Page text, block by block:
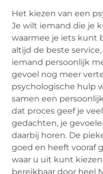
Het kiezen van een
Je wilt iemand die je
waarmee je iets kunt
altijd de beste
iemand persoonlijk
gevoel nog meer
psychologische hulp
samen een
dat proces geef je
gedachten, je
daarbij horen. De
goed en heeft vooraf
waar u uit kunt
bereikbaar door heel